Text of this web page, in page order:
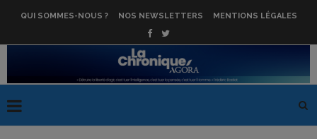
QUI SOMMES-NOUS ? NOS NEWSLETTERS MENTIONS LÉGALES